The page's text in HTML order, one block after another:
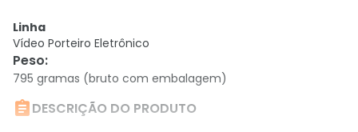
Linha
Vídeo Porteiro Eletrônico
Peso:
795 gramas (bruto com embalagem)
DESCRIÇÃO DO PRODUTO